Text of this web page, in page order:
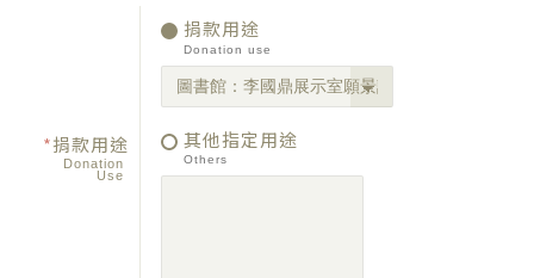
*捐款用途
Donation
Use
捐款用途
Donation use
其他指定用途
Others